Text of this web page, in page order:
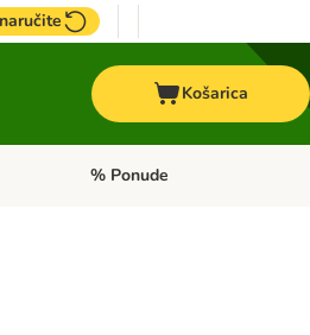
Košarica
hrana Pregled kategorija: Top marke
% Ponude